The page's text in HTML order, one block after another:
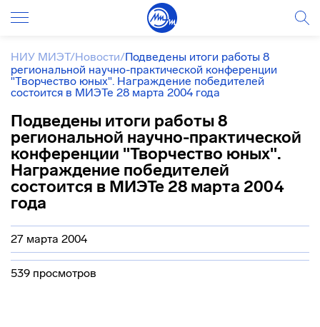
НИУ МИЭТ/Новости/Подведены итоги работы 8
региональной научно-практической конференции
"Творчество юных". Награждение победителей
состоится в МИЭТе 28 марта 2004 года
Подведены итоги работы 8
региональной научно-практической
конференции "Творчество юных".
Награждение победителей
состоится в МИЭТе 28 марта 2004
года
27 марта 2004
539 просмотров